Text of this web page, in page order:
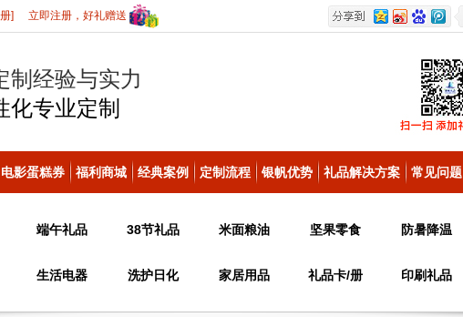
] 立即注册，好礼赠送
制经验与实力
化专业定制
电影蛋糕券 福利商城 经典案例 定制流程 银帆优势 礼品解决方案 常见问题
端午礼品 38节礼品 米面粮油 坚果零食 防暑降温
生活电器 洗护日化 家居用品 礼品卡/册 印刷礼品